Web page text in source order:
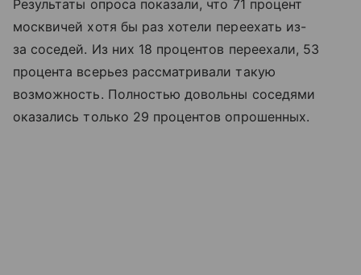
Результаты опроса показали, что 71 процент
москвичей хотя бы раз хотели переехать из-
за соседей. Из них 18 процентов переехали, 53
процента всерьез рассматривали такую
возможность. Полностью довольны соседями
оказались только 29 процентов опрошенных.